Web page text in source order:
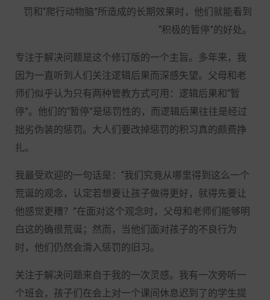
罚和“爬行动物脑”所造成的长期效果时，他们就能看到
“积极的暂停”的好处。
专注于解决问题是这个修订版的一个主旨。多年来，我
因为一直听到人们关注逻辑后果而深感失望。父母和老
师们似乎认为只有两种管教方式可用：逻辑后果和“暂
停”。他们的“暂停”是惩罚性的，而逻辑后果往往是经过
拙劣伪装的惩罚。大人们要改掉惩罚的积习真的颇费挣
扎。
我最受欢迎的一句话是：“我们究竟从哪里得到这么一个
荒诞的观念，认定若想要让孩子做得更好，就得先要让
他感觉更糟？”在面对这个观念时，父母和老师们能够明
白这的确很荒诞；然而，当他们面对孩子的不良行为
时，他们仍然会滑入惩罚的旧习。
关注于解决问题来自于我的一次灵感。我有一次旁听一
个班会，孩子们在会上对一个课间休息迟到了的学生提